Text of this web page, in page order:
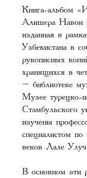
Книга-альбом
Алишера Навои
изданная в
Узбекистана в
рукописных
хранящихся в
– библиотеке
Музее турецко-
Стамбульского
изучены
специалистом по
веков Лале
В основном эти